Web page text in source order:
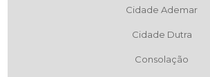
Cidade Ademar
Cidade Dutra
Consolação